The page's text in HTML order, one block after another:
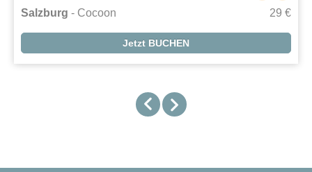
Salzburg - Cocoon 29 €
Jetzt BUCHEN